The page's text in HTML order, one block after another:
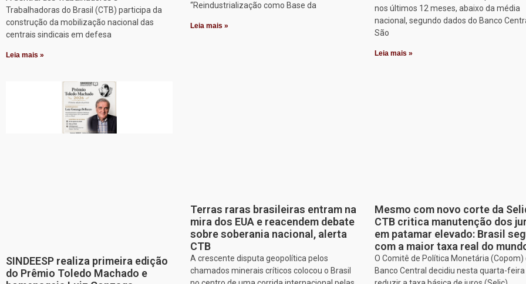
Trabalhadoras do Brasil (CTB) participa da
construção da mobilização nacional das
centrais sindicais em defesa
Leia mais »
“Reindustrialização como Base da
Leia mais »
nos últimos 12 meses, abaixo da média
nacional, segundo dados do Banco
São
Leia mais »
SINDEESP realiza primeira edição
do Prêmio Toledo Machado e
Terras raras brasileiras entram na
mira dos EUA e reacendem debate
sobre soberania nacional, alerta
CTB
A crescente disputa geopolítica pelos
chamados minerais críticos colocou o Brasil
Mesmo com novo corte da
CTB critica manutenção dos
em patamar elevado: Brasil
com a maior taxa real do
O Comitê de Política Monetária (Copom)
Banco Central decidiu nesta quarta-feira